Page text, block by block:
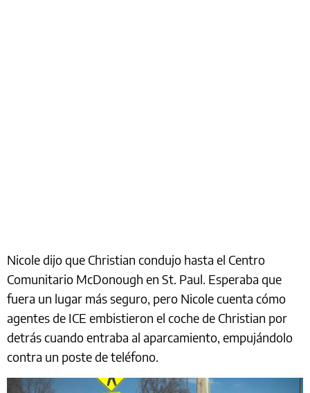
Nicole dijo que Christian condujo hasta el Centro
Comunitario McDonough en St. Paul. Esperaba que
fuera un lugar más seguro, pero Nicole cuenta cómo
agentes de ICE embistieron el coche de Christian por
detrás cuando entraba al aparcamiento, empujándolo
contra un poste de teléfono.